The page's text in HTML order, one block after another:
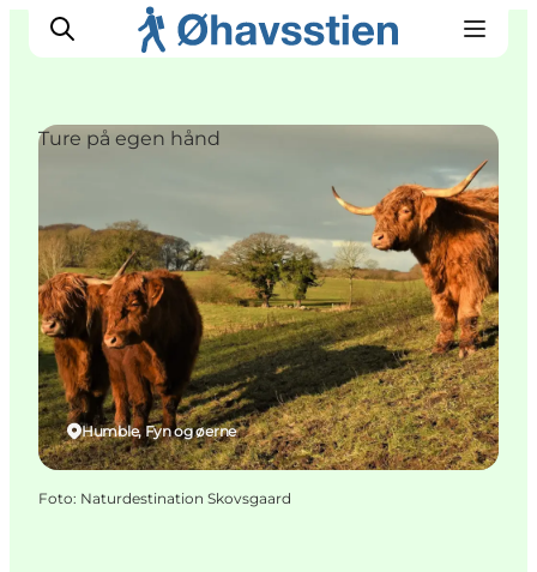
Vandreruter
Planlægning
Humble, Fyn og øerne
Ture på egen hånd
Foto: Naturdestination Skovsgaard